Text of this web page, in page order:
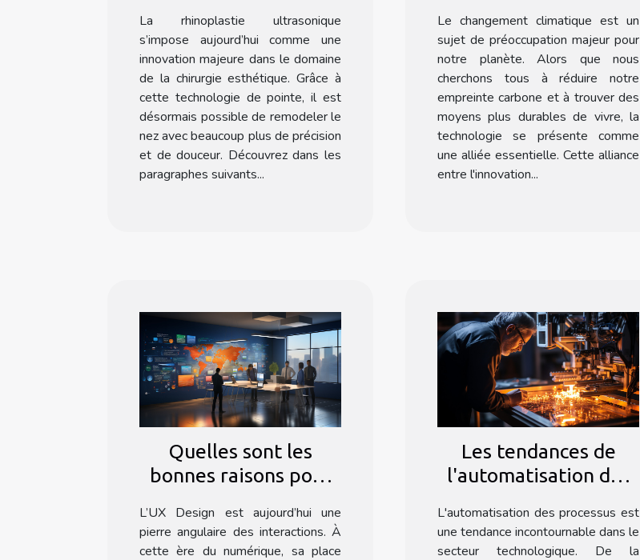
méthode douce ?
La rhinoplastie ultrasonique
s’impose aujourd’hui comme une
innovation majeure dans le domaine
de la chirurgie esthétique. Grâce à
cette technologie de pointe, il est
désormais possible de remodeler le
nez avec beaucoup plus de précision
et de douceur. Découvrez dans les
paragraphes suivants...
changement
climatique
Le changement climatique est un
sujet de préoccupation majeur pour
notre planète. Alors que nous
cherchons tous à réduire notre
empreinte carbone et à trouver des
moyens plus durables de vivre, la
technologie se présente comme
une alliée essentielle. Cette alliance
entre l'innovation...
Quelles sont les
bonnes raisons pour
Design ?
L’UX Design est aujourd’hui une
pierre angulaire des interactions. À
cette ère du numérique, sa place
Les tendances de
l'automatisation des
secteur technologique
avec Formation Make
L'automatisation des processus est
une tendance incontournable dans le
secteur technologique. De la